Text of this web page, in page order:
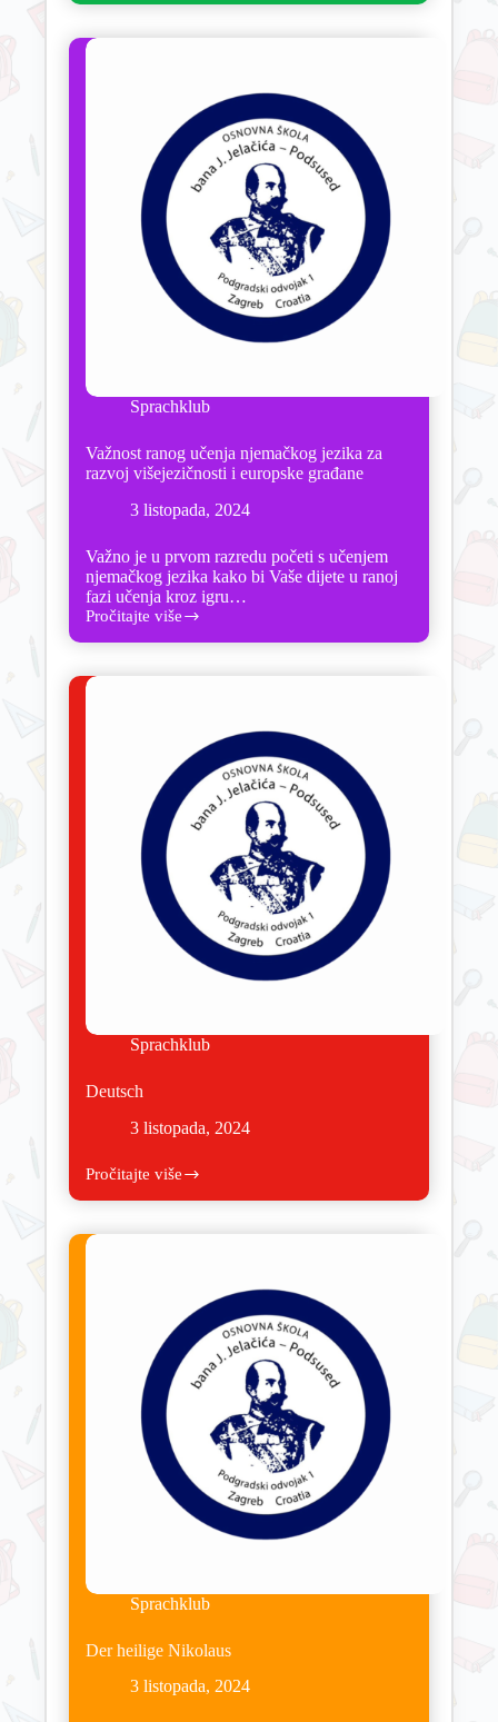
Sprachklub
Važnost ranog učenja njemačkog jezika za
razvoj višejezičnosti i europske građane
3 listopada, 2024
Važno je u prvom razredu početi s učenjem
njemačkog jezika kako bi Vaše dijete u ranoj
fazi učenja kroz igru…
Pročitajte više
Sprachklub
Deutsch
3 listopada, 2024
Pročitajte više
Sprachklub
Der heilige Nikolaus
3 listopada, 2024